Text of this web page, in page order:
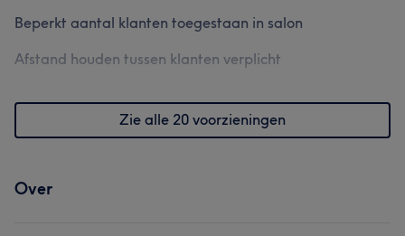
Beperkt aantal klanten toegestaan in salon
Afstand houden tussen klanten verplicht
Zie alle 20 voorzieningen
Over